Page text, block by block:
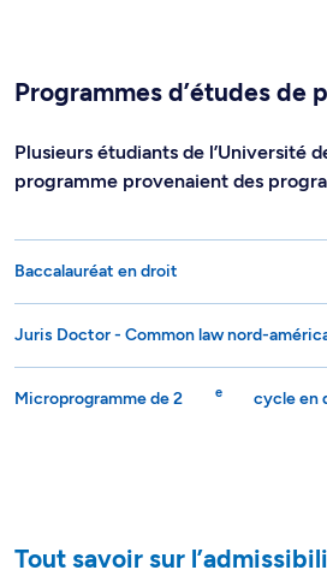
Programmes d’études de
Plusieurs étudiants de l’Université
programme provenaient des
Baccalauréat en droit
Juris Doctor - Common law nord-
Microprogramme de 2 e cycle en
Tout savoir sur